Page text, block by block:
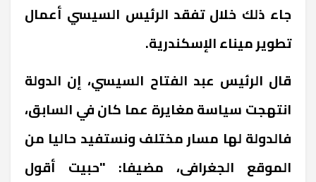
جاء ذلك خلال تفقد الرئيس السيسي أعمال
تطوير ميناء الإسكندرية.
قال الرئيس عبد الفتاح السيسي، إن الدولة
انتهجت سياسة مغايرة عما كان في السابق،
فالدولة لها مسار مختلف ونستفيد حاليا من
الموقع الجغرافى، مضيفا: "حبيت أقول